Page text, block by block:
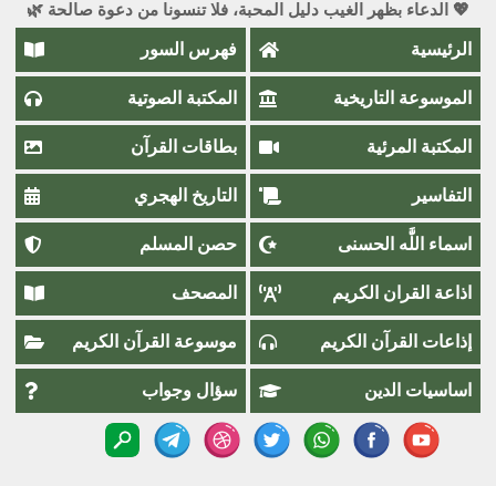
💖 الدعاء بظهر الغيب دليل المحبة، فلا تنسونا من دعوة صالحة 🌿
الرئيسية فهرس السور
الموسوعة التاريخية المكتبة الصوتية
المكتبة المرئية بطاقات القرآن
التفاسير التاريخ الهجري
اسماء اللَّٰه الحسنى حصن المسلم
اذاعة القران الكريم المصحف
إذاعات القرآن الكريم موسوعة القرآن الكريم
اساسيات الدين سؤال وجواب